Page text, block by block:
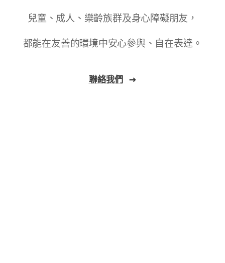
兒童、成人、樂齡族群及身心障礙朋友，
都能在友善的環境中安心參與、自在表達。
聯絡我們